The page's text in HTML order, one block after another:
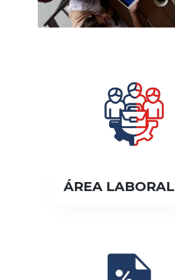
ÁREA LABORAL